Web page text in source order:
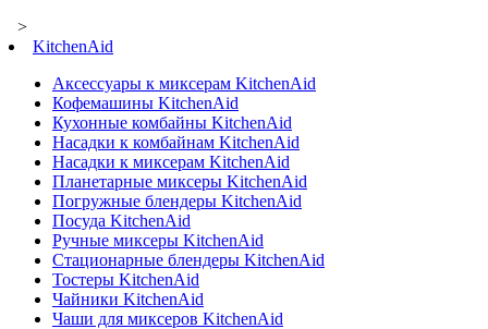
>
KitchenAid
Аксессуары к миксерам KitchenAid
Кофемашины KitchenAid
Кухонные комбайны KitchenAid
Насадки к комбайнам KitchenAid
Насадки к миксерам KitchenAid
Планетарные миксеры KitchenAid
Погружные блендеры KitchenAid
Посуда KitchenAid
Ручные миксеры KitchenAid
Стационарные блендеры KitchenAid
Тостеры KitchenAid
Чайники KitchenAid
Чаши для миксеров KitchenAid